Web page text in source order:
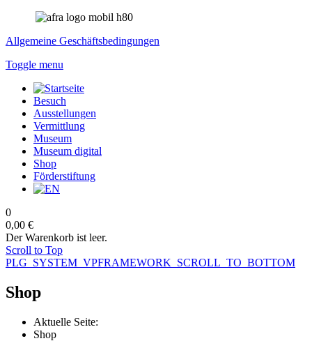
Allgemeine Geschäftsbedingungen
Toggle menu
Besuch
Ausstellungen
Vermittlung
Museum
Museum digital
Shop
Förderstiftung
0
0,00 €
Der Warenkorb ist leer.
Scroll to Top
PLG_SYSTEM_VPFRAMEWORK_SCROLL_TO_BOTTOM
Shop
Aktuelle Seite:
Shop